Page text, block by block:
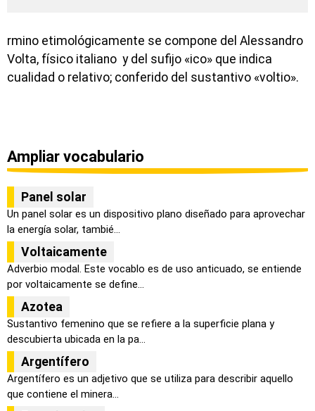
rmino etimológicamente se compone del Alessandro
Volta, físico italiano y del sufijo «ico» que indica
cualidad o relativo; conferido del sustantivo «voltio».
Ampliar vocabulario
Panel solar
Un panel solar es un dispositivo plano diseñado para aprovechar
la energía solar, tambié...
Voltaicamente
Adverbio modal. Este vocablo es de uso anticuado, se entiende
por voltaicamente se define...
Azotea
Sustantivo femenino que se refiere a la superficie plana y
descubierta ubicada en la pa...
Argentífero
Argentífero es un adjetivo que se utiliza para describir aquello
que contiene el minera...